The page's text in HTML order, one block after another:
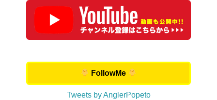
FollowMe
Tweets by AnglerPopeto